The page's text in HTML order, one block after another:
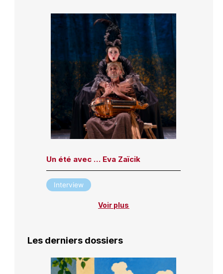
Un été avec … Eva Zaïcik
Interview
Voir plus
Les derniers dossiers